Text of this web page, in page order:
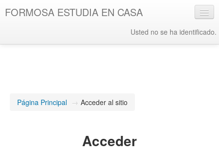
FORMOSA ESTUDIA EN CASA
Usted no se ha identificado.
Página Principal → Acceder al sitio
Acceder